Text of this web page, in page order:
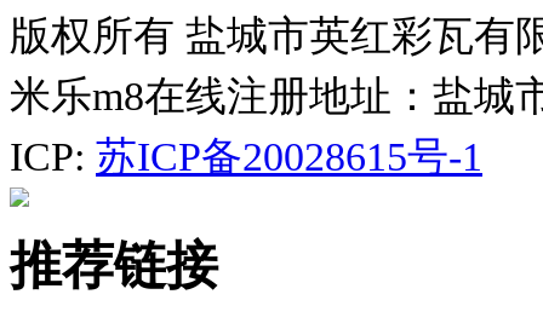
版权所有 盐城市英红彩瓦有
米乐m8在线注册地址：盐城
ICP: 苏ICP备20028615号-1
推荐链接